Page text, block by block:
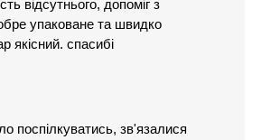
відсутнього, допоміг з
упаковане та швидко
якісний. спасибі
поспілкуватись, зв'язалися